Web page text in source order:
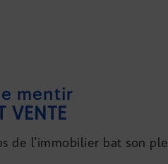
mentir
VENTE
de l’immobilier bat son